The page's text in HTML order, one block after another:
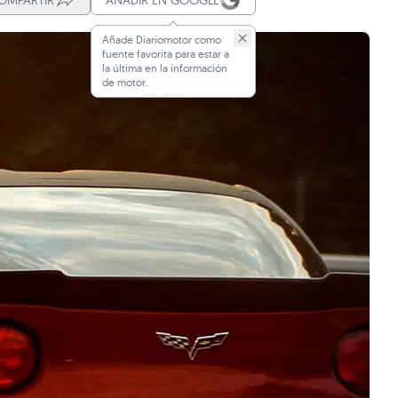
Añade Diariomotor como
fuente favorita para estar a
la última en la información
de motor.